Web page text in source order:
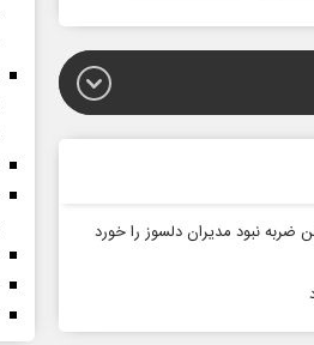
ضربه نبود مديران دلسوز را خورد